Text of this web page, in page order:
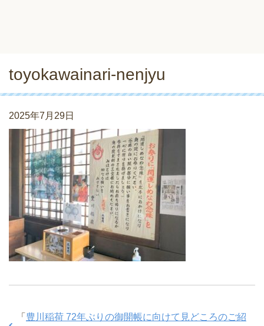
toyokawainari-nenjyu
2025年7月29日
「 豊川稲荷 72年ぶりの御開帳に向けて見どころのご紹